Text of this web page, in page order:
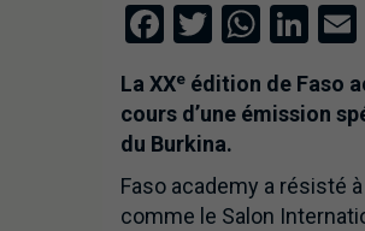
Facebook
Twitter
La XXeédition de Faso
cours d’une émission
du Burkina.
Faso academy a résisté
comme le Salon